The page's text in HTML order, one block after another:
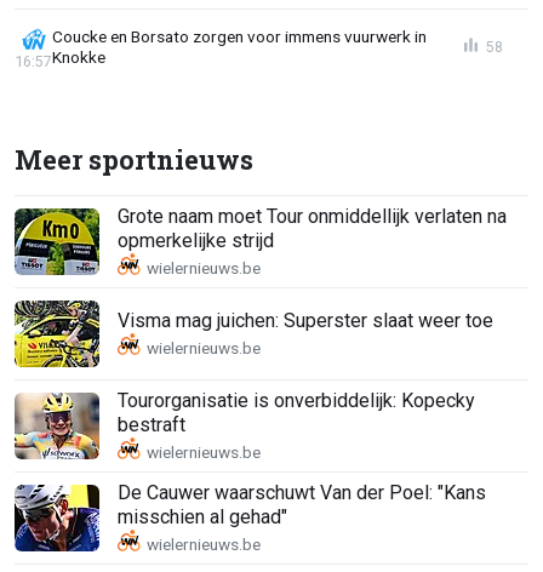
Coucke en Borsato zorgen voor immens vuurwerk in
Knokke
16:57
58
Meer sportnieuws
Grote naam moet Tour onmiddellijk verlaten na
opmerkelijke strijd
Visma mag juichen: Superster slaat weer toe
Tourorganisatie is onverbiddelijk: Kopecky
bestraft
De Cauwer waarschuwt Van der Poel: "Kans
misschien al gehad"